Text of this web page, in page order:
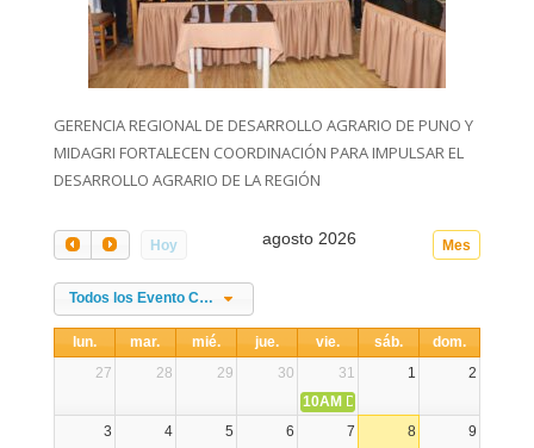
GERENCIA REGIONAL DE DESARROLLO AGRARIO DE PUNO Y
MIDAGRI FORTALECEN COORDINACIÓN PARA IMPULSAR EL
DESARROLLO AGRARIO DE LA REGIÓN
Hoy Mes
agosto 2026
Todos los Evento Categories
lun. mar. mié. jue. vie. sáb.
dom.
27
28 29 30 31 1
2
10AM DIA NACIONAL DE LA
3
4 5 6 7 8
9